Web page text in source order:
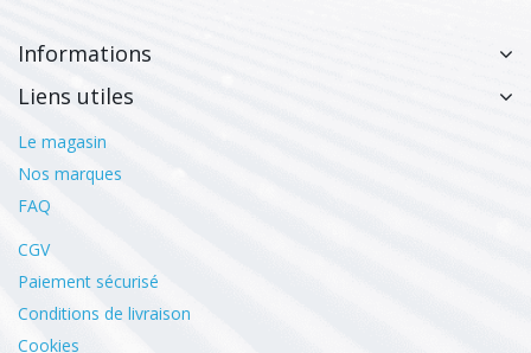
Informations
Liens utiles
Le magasin
Nos marques
FAQ
CGV
Paiement sécurisé
Conditions de livraison
Cookies